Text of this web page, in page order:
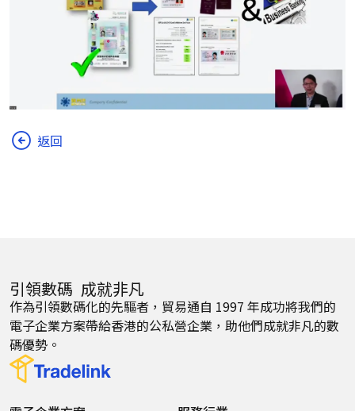
返回
引領數碼 成就非凡
作為引領數碼化的先驅者，貿易通自 1997 年成功將我們的
電子企業方案帶給香港的公私營企業，助他們成就非凡的數
碼優勢。